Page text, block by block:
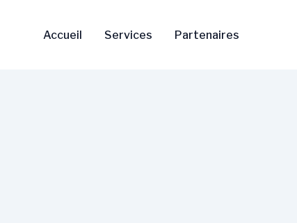
Accueil Services Partenaires